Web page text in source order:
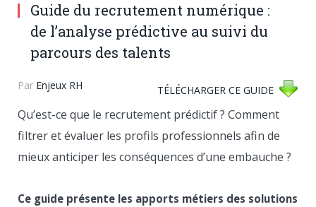
Guide du recrutement numérique :
de l’analyse prédictive au suivi du
parcours des talents
Par Enjeux RH TÉLÉCHARGER CE GUIDE
Qu’est-ce que le recrutement prédictif ? Comment
filtrer et évaluer les profils professionnels afin de
mieux anticiper les conséquences d’une embauche ?
Ce guide présente les apports métiers des solutions